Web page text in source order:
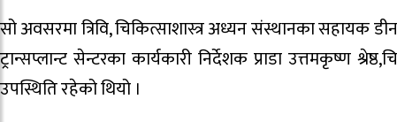
सो अवसरमा त्रिवि, चिकित्साशास्त्र अध्यन संस्थानका सहायक डीन
ट्रान्सप्लान्ट सेन्टरका कार्यकारी निर्देशक प्राडा उत्तमकृष्ण
उपस्थिति रहेको थियो ।